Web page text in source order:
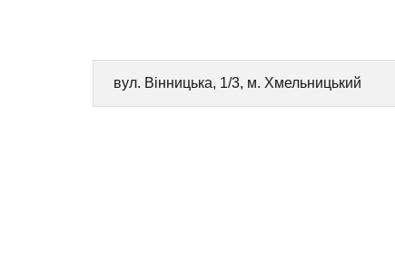
вул. Вінницька, 1/3, м. Хмельницький